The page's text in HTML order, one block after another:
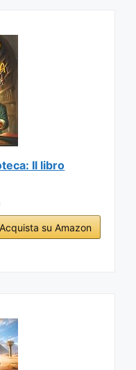
Il libro
su Amazon